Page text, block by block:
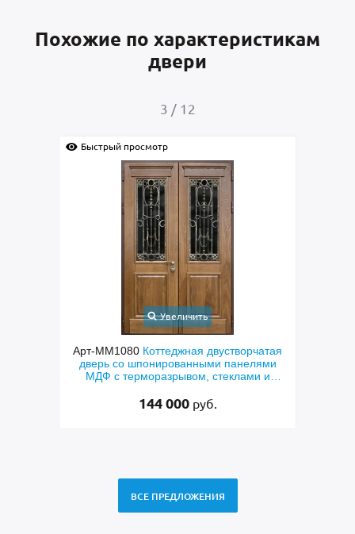
Похожие по характеристикам
двери
3 / 12
Быстрый просмотр
Увеличить
Арт-ММ1080 Коттеджная двустворчатая
дверь со шпонированными панелями
МДФ с терморазрывом, стеклами и
144 000 руб.
ВСЕ ПРЕДЛОЖЕНИЯ